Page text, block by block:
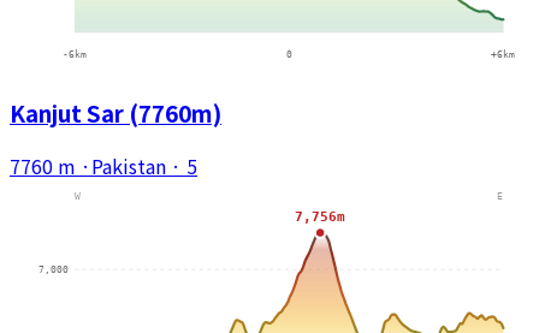
Kanjut Sar (7760m)
7760 m · Pakistan · 5